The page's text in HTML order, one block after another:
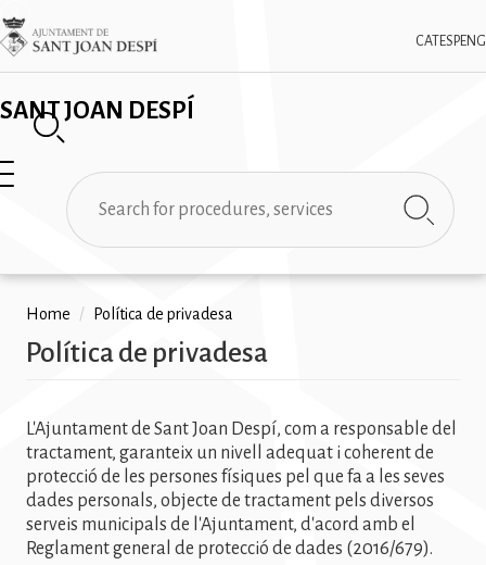
Skip
to
main
SANT JOAN DESPÍ
CAT ESPENG
Imatge
✕
Search
Breadcrumb
Home / Política de privadesa
Política de privadesa
L'Ajuntament de Sant Joan Despí, com a responsable del
tractament, garanteix un nivell adequat i coherent de
protecció de les persones físiques pel que fa a les seves
dades personals, objecte de tractament pels diversos
serveis municipals de l'Ajuntament, d'acord amb el
Reglament general de protecció de dades (2016/679).